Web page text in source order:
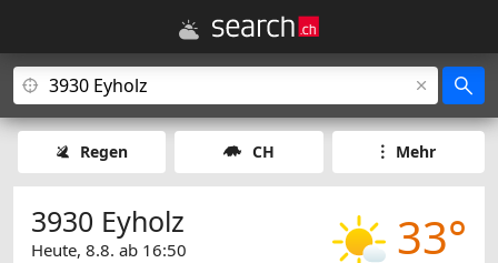
Regen CH Mehr
33°
3930 Eyholz
Heute, 8.8. ab 16:50